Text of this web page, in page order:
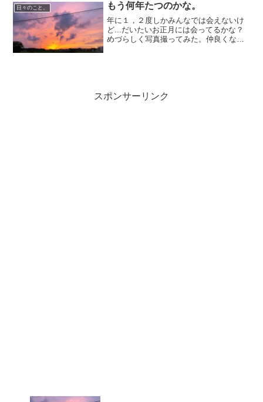
日々のこと。 もう何年たつのかな。
年に１，２度しかみんなでは会えないけ
ど...だいたいお正月には会ってるかな？
めづらしく写真撮ってみた。仲良くなっ
スポンサーリンク